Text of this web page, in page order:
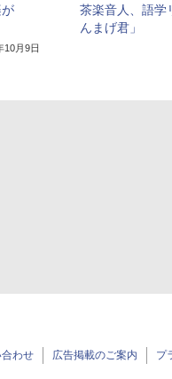
10月9日
茶楽音人、語学
んまげ君」
わせ 広告掲載のご案内 プ